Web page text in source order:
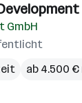
GmbH
ab 4.500